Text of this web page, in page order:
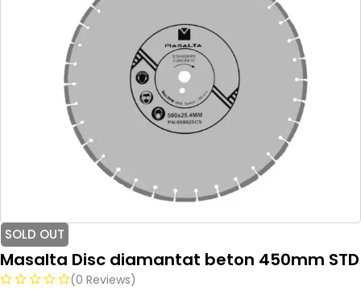
SOLD OUT
Masalta Disc diamantat beton 450mm STD
(0 Reviews)